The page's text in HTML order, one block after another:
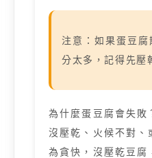
注意：如果蛋豆
分太多，記得先壓
為什麼蛋豆腐會失敗
沒壓乾、火候不對、
為貪快，沒壓乾豆腐